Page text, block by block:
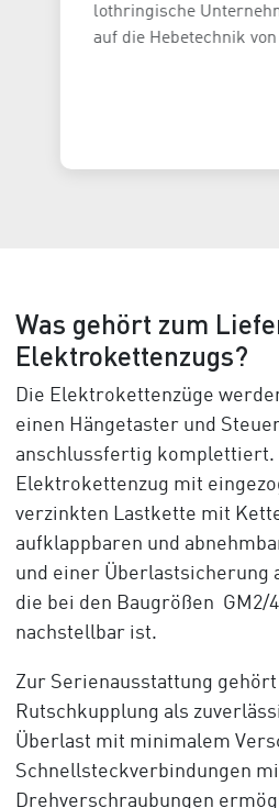
lothringische
auf die Hebetechnik von
Was gehört zum
Elektrokettenzugs?
Die Elektrokettenzüge
einen Hängetaster und
anschlussfertig komplettiert.
Elektrokettenzug mit
verzinkten Lastkette mit
aufklappbaren und
und einer Überlastsicherung
die bei den Baugrößen GM2/
nachstellbar ist.
Zur Serienausstattung
Rutschkupplung als
Überlast mit minimalem
Schnellsteckverbindungen
Drehverschraubungen